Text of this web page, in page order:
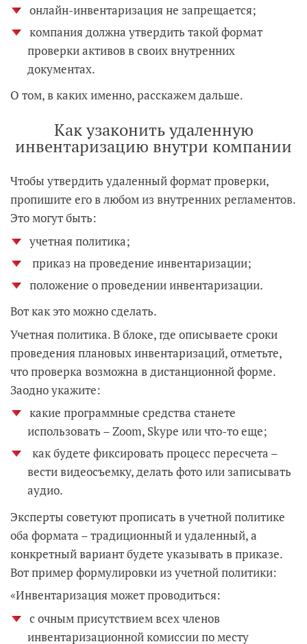
онлайн-инвентаризация не запрещается;
компания должна утвердить такой формат
проверки активов в своих внутренних
документах.
О том, в каких именно, расскажем дальше.
Как узаконить удаленную
инвентаризацию внутри компании
Чтобы утвердить удаленный формат проверки,
пропишите его в любом из внутренних регламентов.
Это могут быть:
учетная политика;
приказ на проведение инвентаризации;
положение о проведении инвентаризации.
Вот как это можно сделать.
Учетная политика. В блоке, где описываете сроки
проведения плановых инвентаризаций, отметьте,
что проверка возможна в дистанционной форме.
Заодно укажите:
какие программные средства станете
использовать – Zoom, Skype или что-то еще;
как будете фиксировать процесс пересчета –
вести видеосъемку, делать фото или записывать
аудио.
Эксперты советуют прописать в учетной политике
оба формата – традиционный и удаленный, а
конкретный вариант будете указывать в приказе.
Вот пример формулировки из учетной политики:
«Инвентаризация может проводиться:
с очным присутствием всех членов
инвентаризационной комиссии по месту